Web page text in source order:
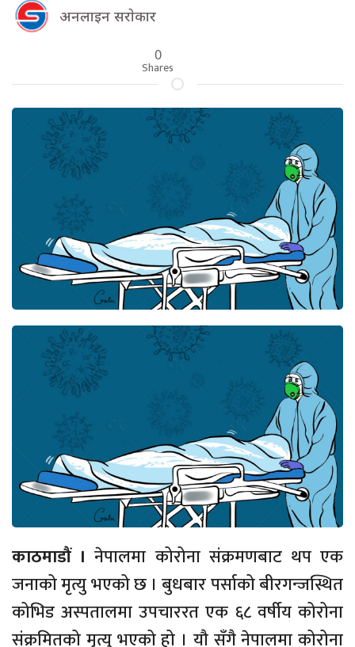
अनलाइन सराेकार
0
Shares
काठमाडौं । नेपालमा कोरोना संक्रमणबाट थप एक
जनाको मृत्यु भएको छ । बुधबार पर्साको बीरगन्जस्थित
कोभिड अस्पतालमा उपचाररत एक ६८ वर्षीय कोरोना
संक्रमितको मृत्यु भएको हो । यौ सँगै नेपालमा कोरोना